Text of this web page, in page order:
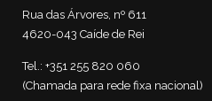
Rua das Árvores, nº 611
4620-043 Caíde de Rei
Tel.: +351 255 820 060
(Chamada para rede fixa nacional)